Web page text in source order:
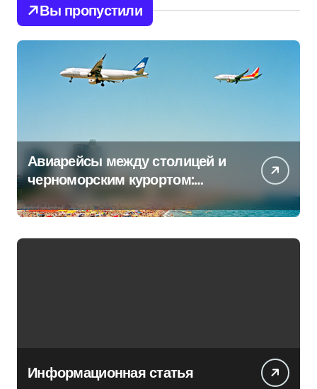
Вы пропустили
Авиарейсы между столицей и
черноморским курортом:
перечень всех операторов
Информационная статья